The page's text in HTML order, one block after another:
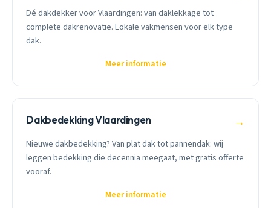
Dé dakdekker voor Vlaardingen: van daklekkage tot
complete dakrenovatie. Lokale vakmensen voor elk type
dak.
Meer informatie
Dakbedekking Vlaardingen →
Nieuwe dakbedekking? Van plat dak tot pannendak: wij
leggen bedekking die decennia meegaat, met gratis offerte
vooraf.
Meer informatie